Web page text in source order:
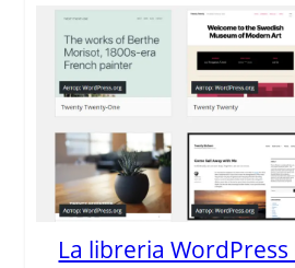
La libreria